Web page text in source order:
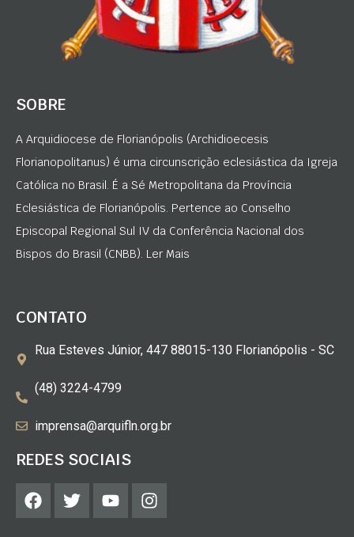
SOBRE
A Arquidiocese de Florianópolis (Archidioecesis
Florianopolitanus) é uma circunscrição eclesiástica da Igreja
Católica no Brasil. É a Sé Metropolitana da Província
Eclesiástica de Florianópolis. Pertence ao Conselho
Episcopal Regional Sul IV da Conferência Nacional dos
Bispos do Brasil (CNBB). Ler Mais
CONTATO
Rua Esteves Júnior, 447 88015-130 Florianópolis - SC
(48) 3224-4799
imprensa@arquifln.org.br
REDES SOCIAIS